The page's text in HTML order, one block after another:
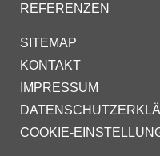
REFERENZEN
SITEMAP
KONTAKT
IMPRESSUM
COOKIE-